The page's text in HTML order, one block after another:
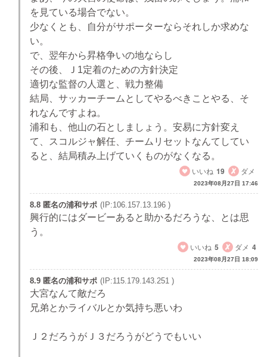
を見ている場合でない。
少なくとも、自分がサポーターならそれしか求めな
い。
で、翌年から昇格争いの地ならし
その後、Ｊ1定着のための方針決定
適切な監督の人選と、戦力整備
結局、サッカーチームとしてやるべきことやる、そ
れなんですよね。
浦和も、他山の石としましょう。安易に方針変え
て、スコルジャ解任、チームリセットなんてしてい
ると、結局積み上げていくものがなくなる。
いいね 19 ダメ
2023年08月27日 17:46
8.8 匿名の浦和サポ (IP:106.157.13.196 )
興行的にはダービーあると助かるだろうな、とは思
う。
いいね 5 ダメ 4
2023年08月27日 18:09
8.9 匿名の浦和サポ (IP:115.179.143.251 )
大宮なんて敵だろ
兄弟とかライバルとか気持ち悪いわ
Ｊ２だろうがＪ３だろうがどうでもいい